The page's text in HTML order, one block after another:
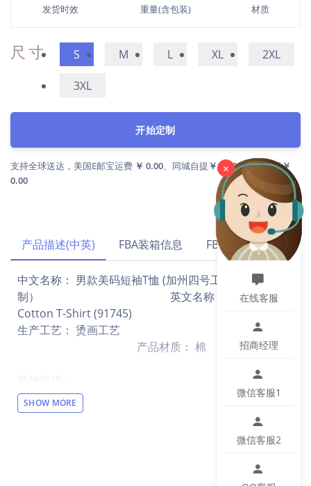
发货时效 重量(含包装) 材质
尺寸 S M L XL 2XL
3XL
开始定制
支持全球送达，美国E邮宝运费 ￥ 0.00、同城自提 ￥ 0.00、国内到付￥
0.00
产品描述(中英) FBA装箱信息 FBA运费试算
中文名称： 男款美码短袖T恤 (加州四号工厂)（双面定
制） 英文名称： Men - Heavy
Cotton T-Shirt (91745)
生产工艺： 烫画工艺
产品材质： 棉
【设计说明】双面印花
【材质说明】棉
【产品性能】手感柔软舒适，微弹，版型好穿又好搭，
舒适又时尚，简约实用，不易缩水，耐穿，时尚潮流。
SHOW MORE
×
在线客服
招商经理
微信客服1
微信客服2